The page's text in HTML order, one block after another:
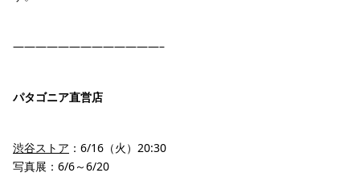
—————————————–
パタゴニア直営店
渋谷ストア ：6/16（火）20:30
写真展：6/6～6/20